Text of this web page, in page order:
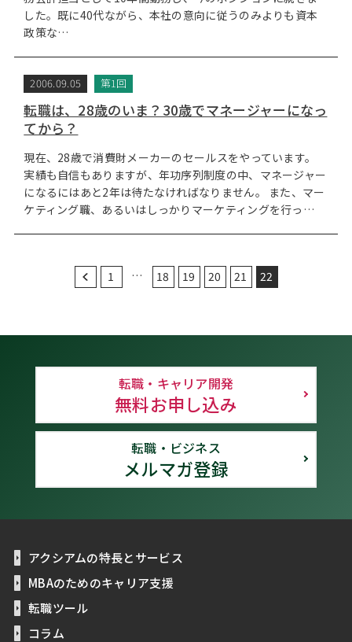
した。既に40代ながら、本社の意向に従うのみよりも資本
政策な…
2006.09.05 第1回
転職は、28歳のいま？30歳でマネージャーになっ
てから？
現在、28歳で消費財メーカーのセールスをやっています。
実績も自信もありますが、年功序列制度の中、マネージャー
になるにはあと2年は待たなければなりません。 また、マー
ケティング職、あるいはしっかりマーケティングを行っ…
1 … 18 19 20 21 22
転職・キャリア開発
無料お申し込み
転職・ビジネス
メルマガ登録
アクシアムの特長とサービス
MBAのためのキャリア支援
転職ツール
コラム